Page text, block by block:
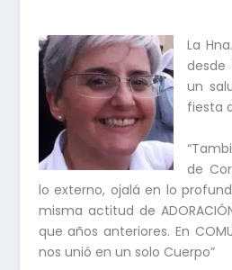
La
desde
un
fiesta
de
lo externo, ojalá en lo
misma actitud de ADORACIÓN
que años anteriores. En
nos unió en un solo Cuerpo”